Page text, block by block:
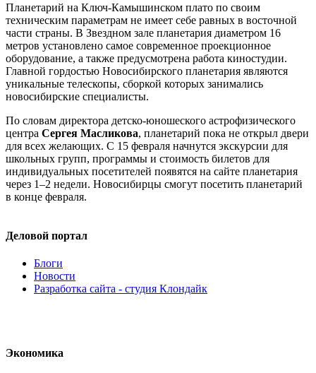
Планетарий на Ключ-Камышинском плато по своим
техническим параметрам не имеет себе равных в восточной
части страны. В Звездном зале планетария диаметром 16
метров установлено самое современное проекционное
оборудование, а также предусмотрена работа киностудии.
Главной гордостью Новосибирского планетария являются
уникальные телескопы, сборкой которых занимались
новосибирские специалисты.
По словам директора детско-юношеского астрофизического
центра Сергея Масликова, планетарий пока не открыл двери
для всех желающих. С 15 февраля начнутся экскурсии для
школьных групп, программы и стоимость билетов для
индивидуальных посетителей появятся на сайте планетария
через 1–2 недели. Новосибирцы смогут посетить планетарий
в конце февраля.
Деловой портал
Блоги
Новости
Разработка сайта - студия Клондайк
Экономика